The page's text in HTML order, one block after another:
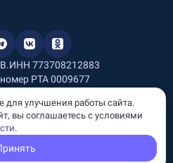
ИНН 773708212883
РТА 0009677
сайте, носит информационный
и публичной офертой.
улучшения работы сайта.
вы соглашаетесь с условиями
.